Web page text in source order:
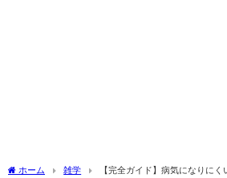
ホーム 雑学
【完全ガイド】病気になりに